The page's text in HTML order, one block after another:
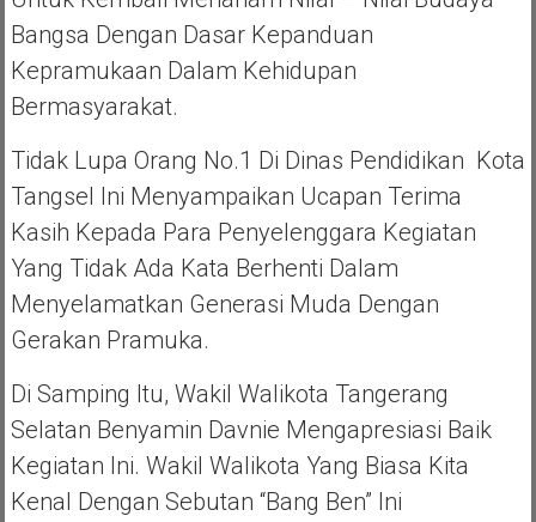
Bangsa Dengan Dasar Kepanduan
Kepramukaan Dalam Kehidupan
Bermasyarakat.
Tidak Lupa Orang No.1 Di Dinas Pendidikan Kota
Tangsel Ini Menyampaikan Ucapan Terima
Kasih Kepada Para Penyelenggara Kegiatan
Yang Tidak Ada Kata Berhenti Dalam
Menyelamatkan Generasi Muda Dengan
Gerakan Pramuka.
Di Samping Itu, Wakil Walikota Tangerang
Selatan Benyamin Davnie Mengapresiasi Baik
Kegiatan Ini. Wakil Walikota Yang Biasa Kita
Kenal Dengan Sebutan “Bang Ben” Ini